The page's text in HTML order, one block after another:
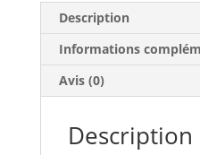
Description
Informations
Avis (0)
Description